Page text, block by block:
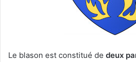
Le blason est constitué de deux